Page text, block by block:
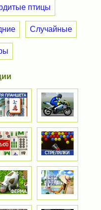
птицы
Случайные